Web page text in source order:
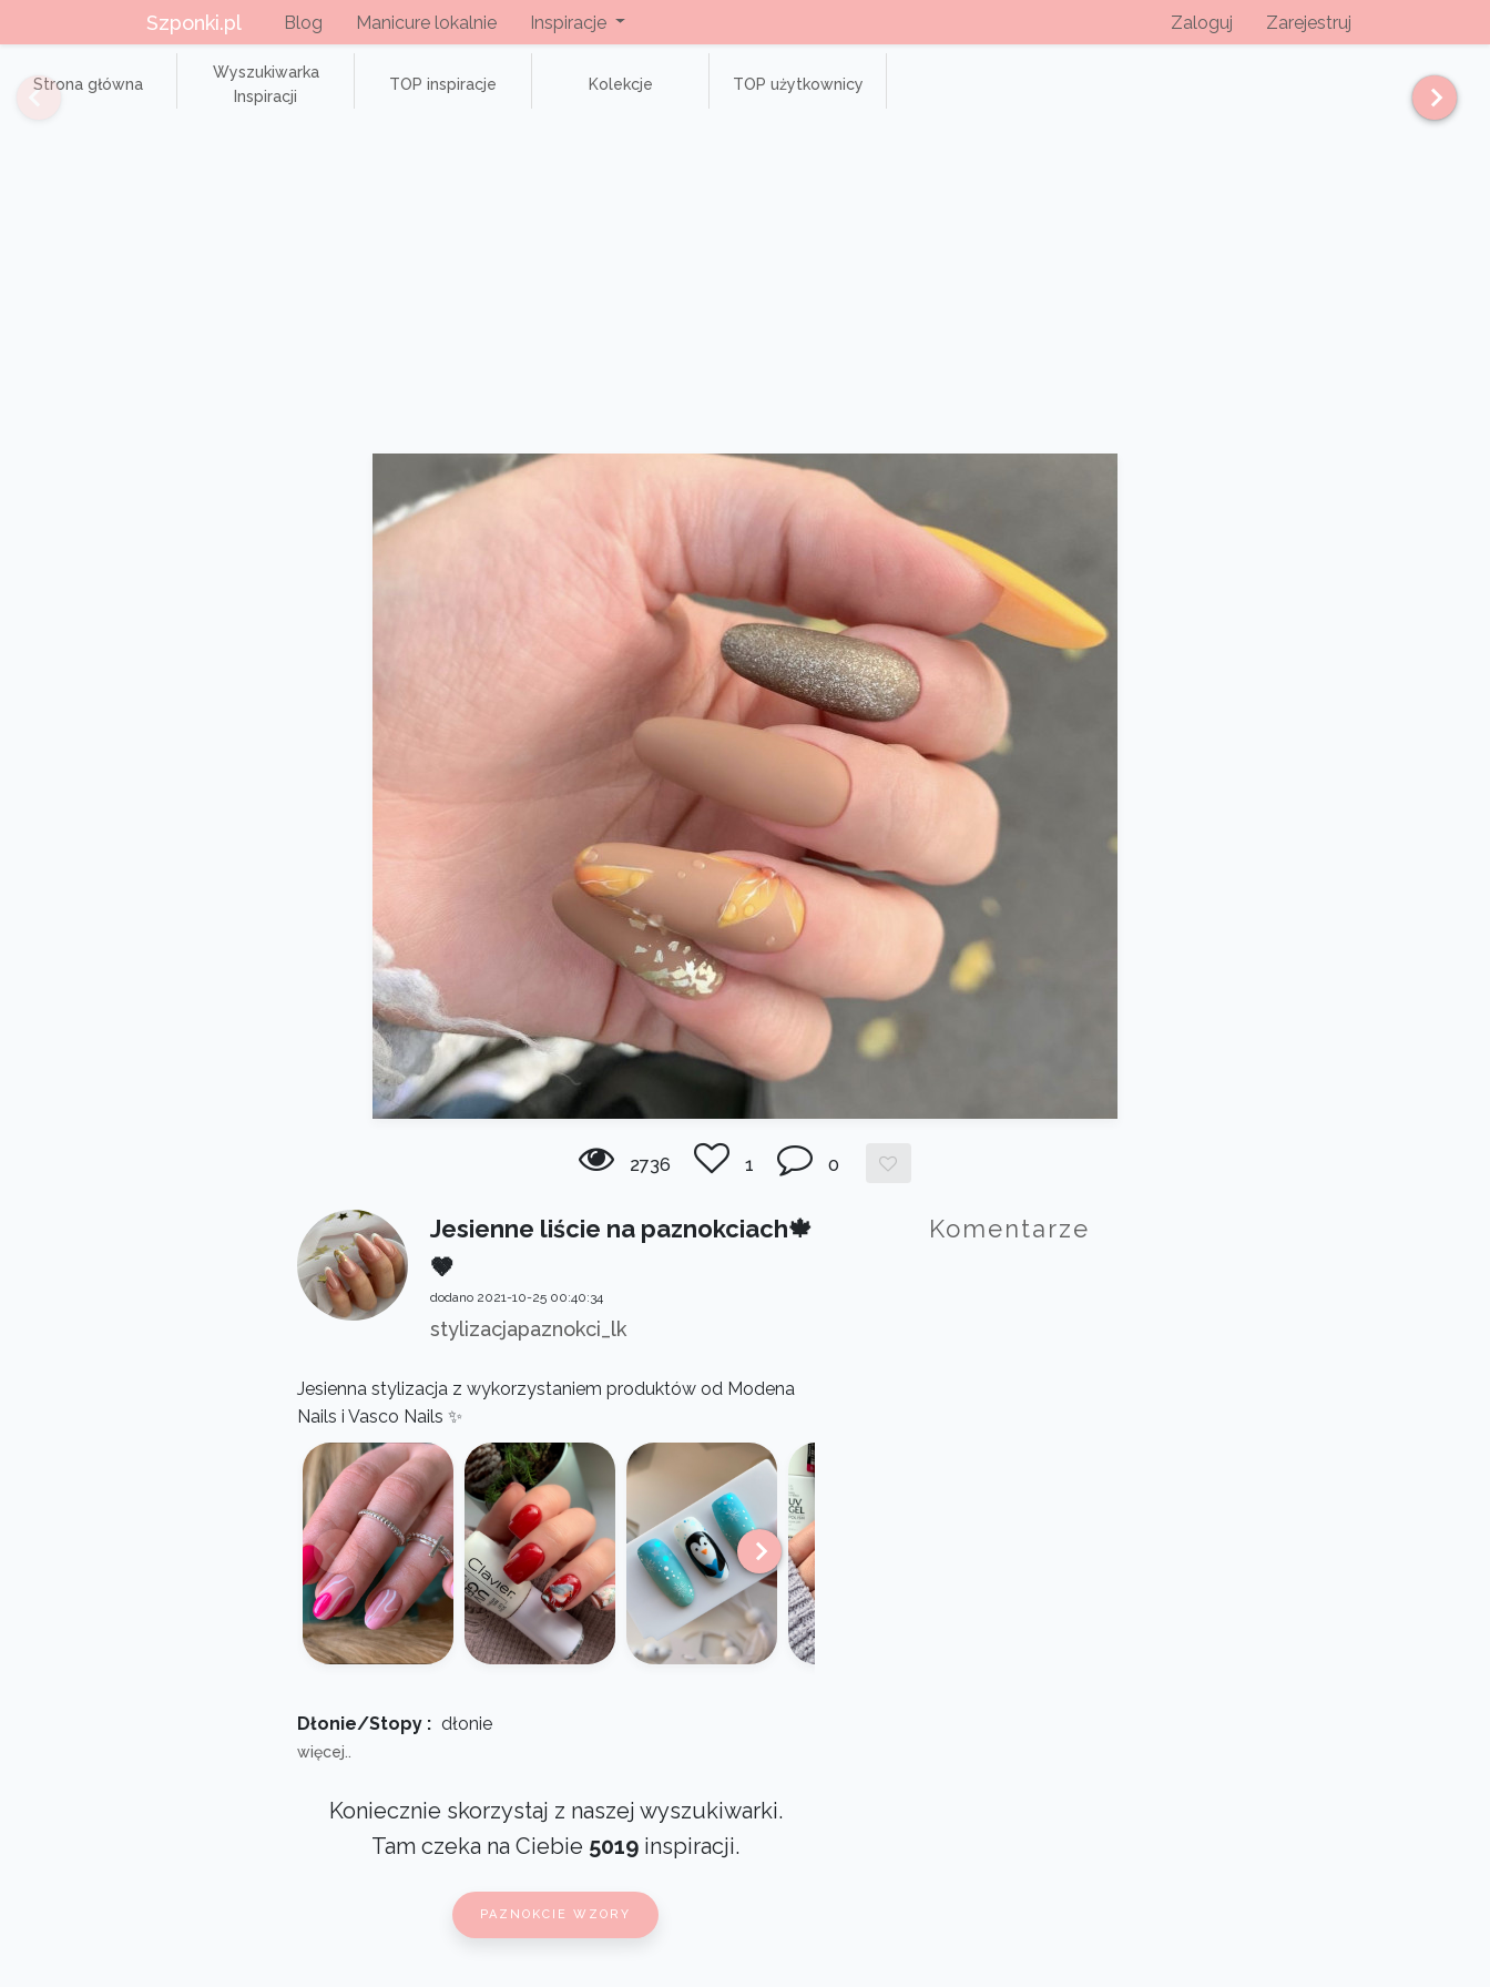
Szponki.pl Blog Manicure lokalnie Inspiracje Zaloguj Zarejestruj
Strona główna
Wyszukiwarka
Inspiracji
TOP inspiracje Kolekcje TOP użytkownicy
2736 1 0
Jesienne liście na paznokciach🍁
🤎
dodano 2021-10-25 00:40:34
stylizacjapaznokci_lk
Jesienna stylizacja z wykorzystaniem produktów od Modena
Nails i Vasco Nails ✨
Dłonie/Stopy : dłonie
więcej..
Koniecznie skorzystaj z naszej wyszukiwarki.
Tam czeka na Ciebie 5019 inspiracji.
PAZNOKCIE WZORY
Komentarze